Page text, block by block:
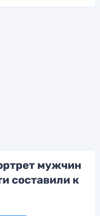
мужчин
составили к